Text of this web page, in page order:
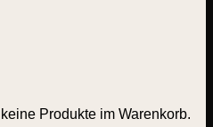
Produkte im Warenkorb.